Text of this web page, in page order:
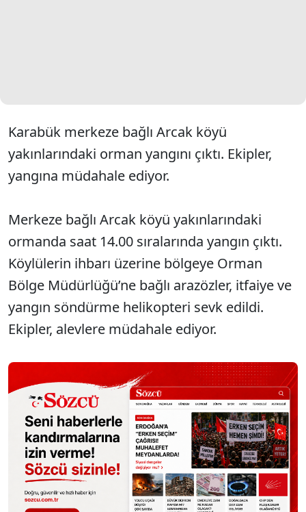
Karabük merkeze bağlı Arcak köyü
yakınlarındaki orman yangını çıktı. Ekipler,
yangına müdahale ediyor.
Merkeze bağlı Arcak köyü yakınlarındaki
ormanda saat 14.00 sıralarında yangın çıktı.
Köylülerin ihbarı üzerine bölgeye Orman
Bölge Müdürlüğü’ne bağlı arazözler, itfaiye ve
yangın söndürme helikopteri sevk edildi.
Ekipler, alevlere müdahale ediyor.